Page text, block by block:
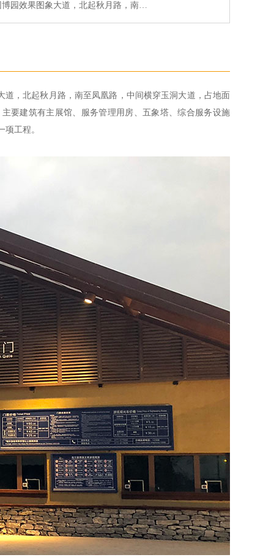
园效果图象大道，北起秋月路，南…
，北起秋月路，南至凤凰路，中间横穿玉洞大道，占地面
要建筑有主展馆、服务管理用房、五象塔、综合服务设施
项工程。